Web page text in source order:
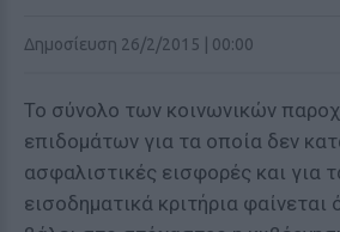
Δημοσίευση 26/2/2015 | 00:00
Το σύνολο των κοινωνικών
επιδομάτων για τα οποία δεν
ασφαλιστικές εισφορές και για
εισοδηματικά κριτήρια φαίνεται